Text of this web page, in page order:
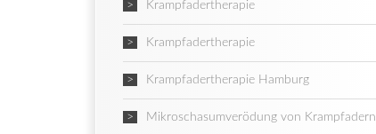
Krampfadertherapie
Krampfadertherapie
Krampfadertherapie Hamburg
Mikroschasumverödung von Krampfadern